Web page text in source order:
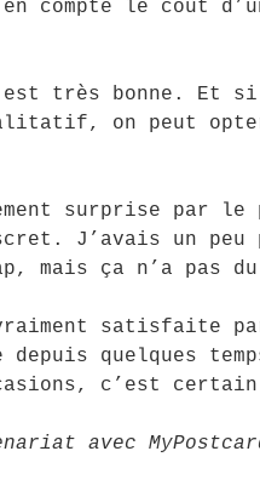
compte le coût
est très bonne. Et
on peut
surprise par le
J’avais un peu
mais ça n’a pas
satisfaite
quelques
c’est
avec